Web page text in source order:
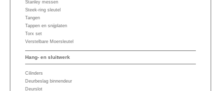
Stanley messen
Steek-ring sleutel
Tangen
Tappen en snijplaten
Torx set
Verstelbare Moersleutel
Hang- en sluitwerk
Cilinders
Deurbeslag binnendeur
Deurslot